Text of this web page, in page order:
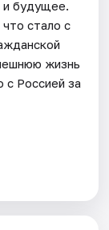
и будущее.
стало с
жизнь
с Россией за